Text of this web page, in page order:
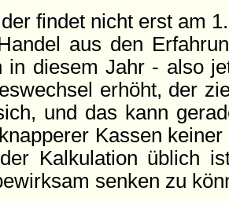
findet nicht erst am
aus den
in diesem Jahr - also
erhöht, der
und das kann
Kassen
Kalkulation üblich
senken zu